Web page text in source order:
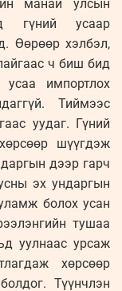
манай улсын
гүний усаар
Өөрөөр хэлбэл,
ч биш бид
усаа импортлох
Тиймээс
уудаг. Гүний
шүүгдэж
дээр гарч
эх ундаргын
болох усан
тушаа
уулнаас урсаж
хөрсөөр
Түүнчлэн